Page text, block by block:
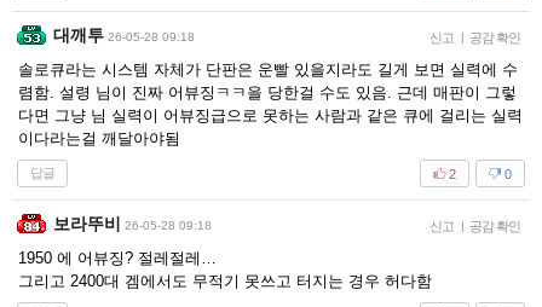
대깨투 26-05-28 09:18 신고 | 공감 확인
솔로큐라는 시스템 자체가 단판은 운빨 있을지라도 길게 보면 실력에 수
렴함. 설령 님이 진짜 어뷰징ㅋㅋ을 당한걸 수도 있음. 근데 매판이 그렇
다면 그냥 님 실력이 어뷰징급으로 못하는 사람과 같은 큐에 걸리는 실력
이다라는걸 깨달아야됨
답글 0
2
보라뚜비 26-05-28 09:18 신고 | 공감 확인
1950 에 어뷰징? 절레절레…
그리고 2400대 겜에서도 무적기 못쓰고 터지는 경우 허다함